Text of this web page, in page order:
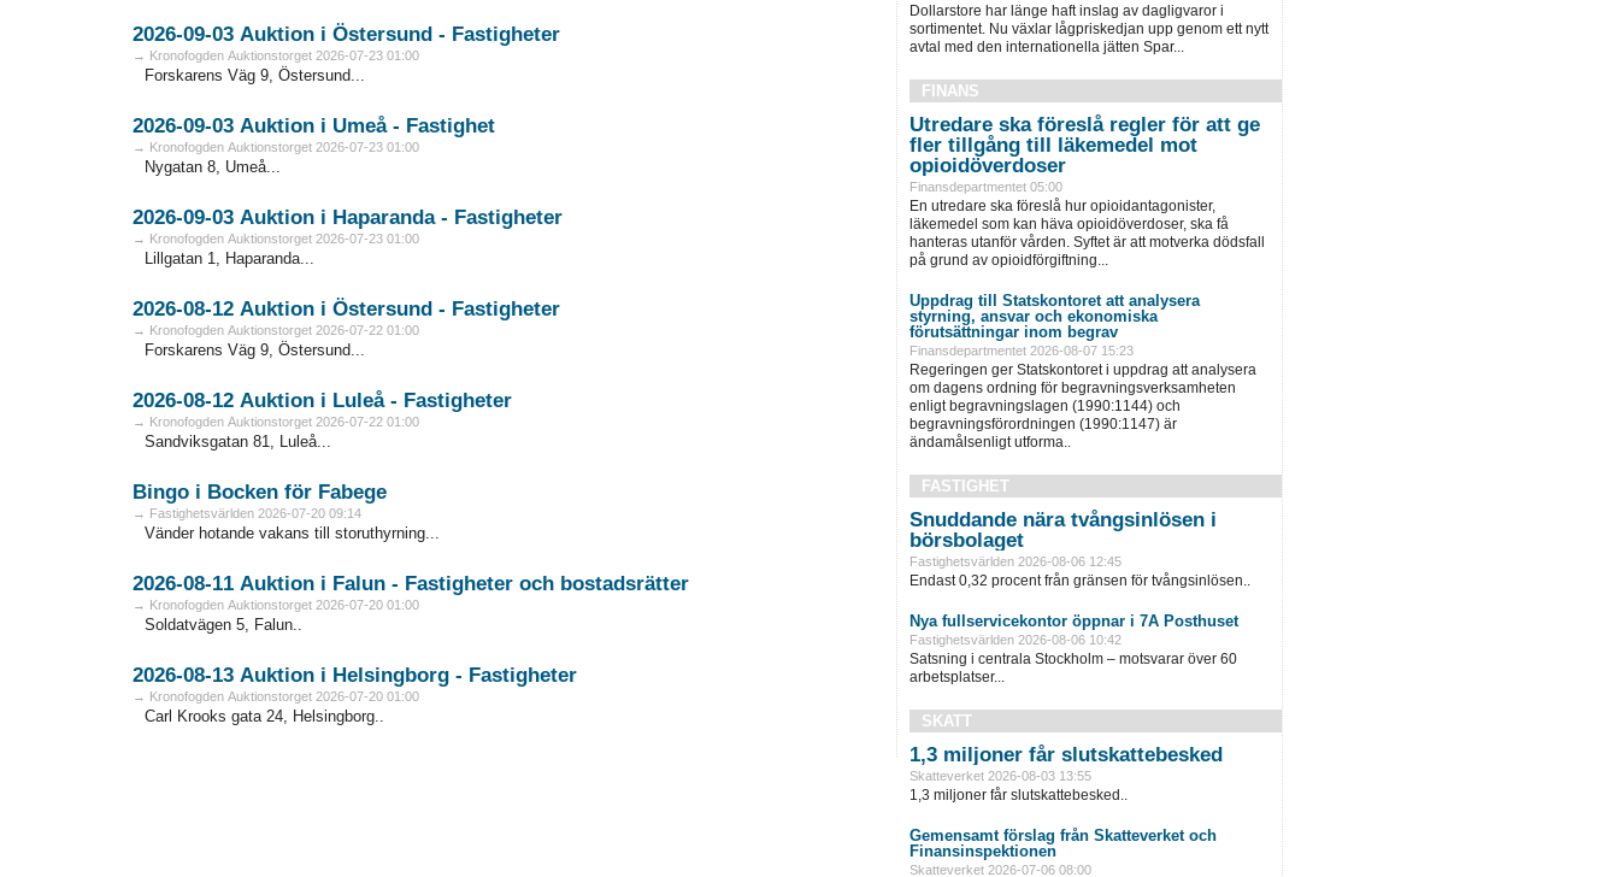
2026-09-03 Auktion i Östersund - Fastigheter
→ Kronofogden Auktionstorget 2026-07-23 01:00
Forskarens Väg 9, Östersund...
2026-09-03 Auktion i Umeå - Fastighet
→ Kronofogden Auktionstorget 2026-07-23 01:00
Nygatan 8, Umeå...
2026-09-03 Auktion i Haparanda - Fastigheter
→ Kronofogden Auktionstorget 2026-07-23 01:00
Lillgatan 1, Haparanda...
2026-08-12 Auktion i Östersund - Fastigheter
→ Kronofogden Auktionstorget 2026-07-22 01:00
Forskarens Väg 9, Östersund...
2026-08-12 Auktion i Luleå - Fastigheter
→ Kronofogden Auktionstorget 2026-07-22 01:00
Sandviksgatan 81, Luleå...
Bingo i Bocken för Fabege
→ Fastighetsvärlden 2026-07-20 09:14
Vänder hotande vakans till storuthyrning...
2026-08-11 Auktion i Falun - Fastigheter och bostadsrätter
→ Kronofogden Auktionstorget 2026-07-20 01:00
Soldatvägen 5, Falun..
2026-08-13 Auktion i Helsingborg - Fastigheter
→ Kronofogden Auktionstorget 2026-07-20 01:00
Carl Krooks gata 24, Helsingborg..
Dollarstore har länge haft inslag av dagligvaror i
sortimentet. Nu växlar lågpriskedjan upp genom ett nytt
avtal med den internationella jätten Spar...
FINANS
Utredare ska föreslå regler för att ge
fler tillgång till läkemedel mot
opioidöverdoser
Finansdepartmentet 05:00
En utredare ska föreslå hur opioidantagonister,
läkemedel som kan häva opioidöverdoser, ska få
hanteras utanför vården. Syftet är att motverka dödsfall
på grund av opioidförgiftning...
Uppdrag till Statskontoret att analysera
styrning, ansvar och ekonomiska
förutsättningar inom begrav
Finansdepartmentet 2026-08-07 15:23
Regeringen ger Statskontoret i uppdrag att analysera
om dagens ordning för begravningsverksamheten
enligt begravningslagen (1990:1144) och
begravningsförordningen (1990:1147) är
ändamålsenligt utforma..
FASTIGHET
Snuddande nära tvångsinlösen i
börsbolaget
Fastighetsvärlden 2026-08-06 12:45
Endast 0,32 procent från gränsen för tvångsinlösen..
Nya fullservicekontor öppnar i 7A Posthuset
Fastighetsvärlden 2026-08-06 10:42
Satsning i centrala Stockholm – motsvarar över 60
arbetsplatser...
SKATT
1,3 miljoner får slutskattebesked
Skatteverket 2026-08-03 13:55
1,3 miljoner får slutskattebesked..
Gemensamt förslag från Skatteverket och
Finansinspektionen
Skatteverket 2026-07-06 08:00